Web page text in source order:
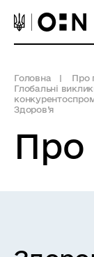
Головна Про
Глобальні
Здоров’я
Про